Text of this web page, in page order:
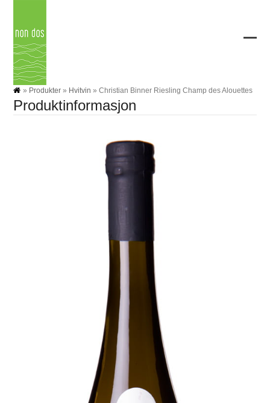
content
» Produkter » Hvitvin »Christian Binner Riesling Champ des Alouettes
Produktinformasjon